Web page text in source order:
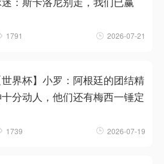
1791 2026-07-21
世界杯】小罗：阿根廷的团结精
分动人，他们还有梅西一锤定
1739 2026-07-19